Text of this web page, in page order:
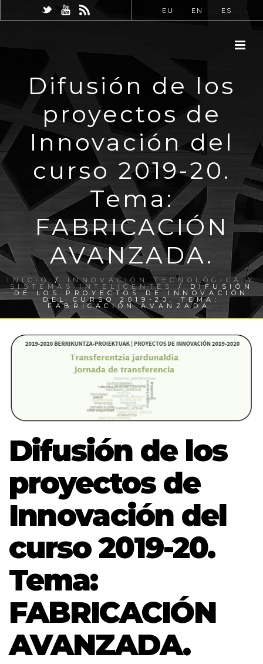
EU EN ES
Difusión de los
proyectos de
Innovación del
curso 2019-20.
Tema:
FABRICACIÓN
AVANZADA.
INICIO / INNOVACIÓN TECNOLÓGICA Y
SISTEMAS INTELIGENTES / DIFUSIÓN
DE LOS PROYECTOS DE INNOVACIÓN
DEL CURSO 2019-20. TEMA:
FABRICACIÓN AVANZADA.
Difusión de los
proyectos de
Innovación del
curso 2019-20.
Tema:
FABRICACIÓN
AVANZADA.